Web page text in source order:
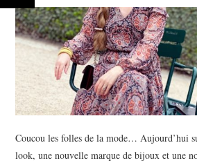
Coucou les folles de la mode… Aujourd’hui
look, une nouvelle marque de bijoux et une